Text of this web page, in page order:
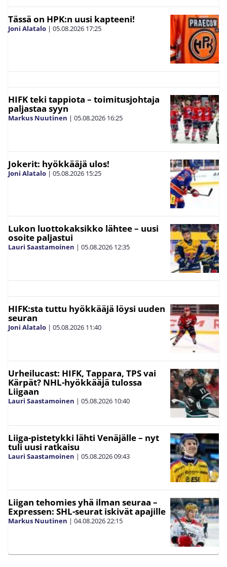
Tässä on HPK:n uusi kapteeni!
Joni Alatalo | 05.08.2026 17:25
HIFK teki tappiota – toimitusjohtaja
paljastaa syyn
Markus Nuutinen | 05.08.2026 16:25
Jokerit: hyökkääjä ulos!
Joni Alatalo | 05.08.2026 15:25
Lukon luottokaksikko lähtee – uusi
osoite paljastui
Lauri Saastamoinen | 05.08.2026 12:35
HIFK:sta tuttu hyökkääjä löysi uuden
seuran
Joni Alatalo | 05.08.2026 11:40
Urheilucast: HIFK, Tappara, TPS vai
Kärpät? NHL-hyökkääjä tulossa
Liigaan
Lauri Saastamoinen | 05.08.2026 10:40
Liiga-pistetykki lähti Venäjälle – nyt
tuli uusi ratkaisu
Lauri Saastamoinen | 05.08.202609:43
Liigan tehomies yhä ilman seuraa –
Expressen: SHL-seurat iskivät apajille
Markus Nuutinen | 04.08.202622:15